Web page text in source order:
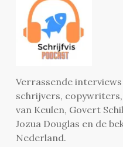
Verrassende
schrijvers,
van Keulen, Govert
Jozua Douglas en de
Nederland.